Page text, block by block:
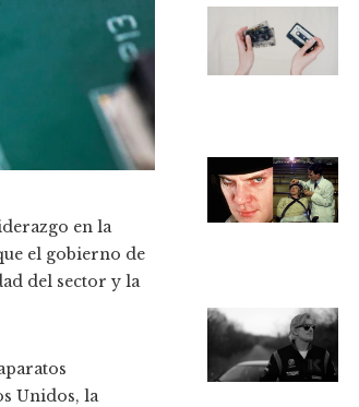
en la
el gobierno de
del sector y la
Unidos, la